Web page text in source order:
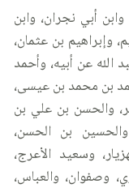
أبي نجران، وابن
وإبراهيم بن عثمان،
الله عن أبيه، وأحمد
بن محمد بن عيسى،
والحسن بن علي بن
بن الحسن،
وسعيد الأعرج،
وصفوان، والعباس،